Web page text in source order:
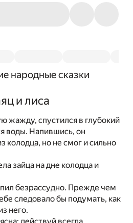
народные сказки
и лиса
жажду, спустился в глубокий
воды. Напившись, он
колодца, но не смог и сильно
зайца на дне колодца и
безрассудно. Прежде чем
следовало бы подумать, как
него.